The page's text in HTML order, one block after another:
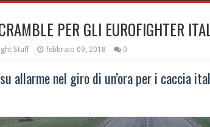
PER GLI EUROFIGHTER
Staff febbraio 09, 2018 0
allarme nel giro di un’ora per i caccia